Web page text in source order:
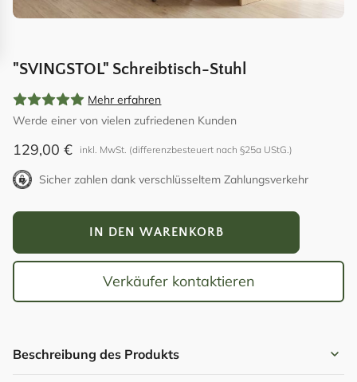
"SVINGSTOL" Schreibtisch-Stuhl
Mehr erfahren
Werde einer von vielen zufriedenen Kunden
129,00 € inkl. MwSt. (differenzbesteuert nach §25a UStG.)
Sicher zahlen dank verschlüsseltem Zahlungsverkehr
Stuhl
IN DEN WARENKORB
Verkäufer kontaktieren
Beschreibung des Produkts